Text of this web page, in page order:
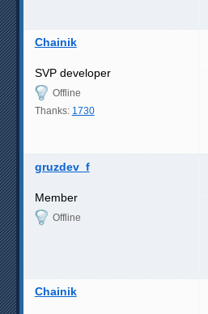
Chainik
SVP developer
Offline
Thanks: 1730
gruzdev_f
Member
Offline
Chainik